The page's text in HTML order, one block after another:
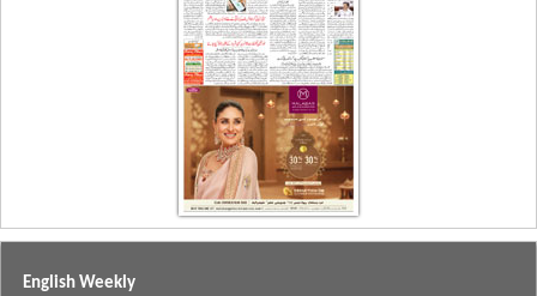
English Weekly